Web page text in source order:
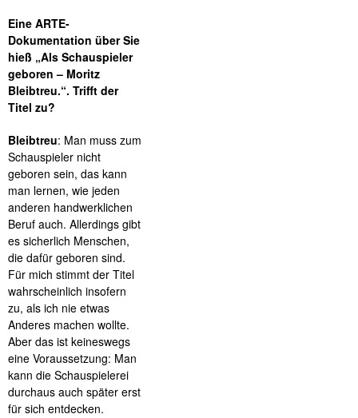
Eine ARTE-
Dokumentation über Sie
hieß „Als Schauspieler
geboren – Moritz
Bleibtreu.“. Trifft der
Titel zu?
Bleibtreu: Man muss zum
Schauspieler nicht
geboren sein, das kann
man lernen, wie jeden
anderen handwerklichen
Beruf auch. Allerdings gibt
es sicherlich Menschen,
die dafür geboren sind.
Für mich stimmt der Titel
wahrscheinlich insofern
zu, als ich nie etwas
Anderes machen wollte.
Aber das ist keineswegs
eine Voraussetzung: Man
kann die Schauspielerei
durchaus auch später erst
für sich entdecken.